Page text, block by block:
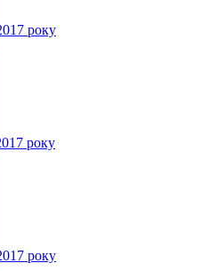
року
року
року